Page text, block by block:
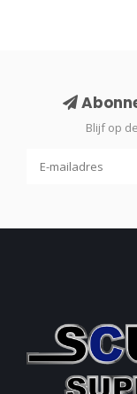
Blijf op